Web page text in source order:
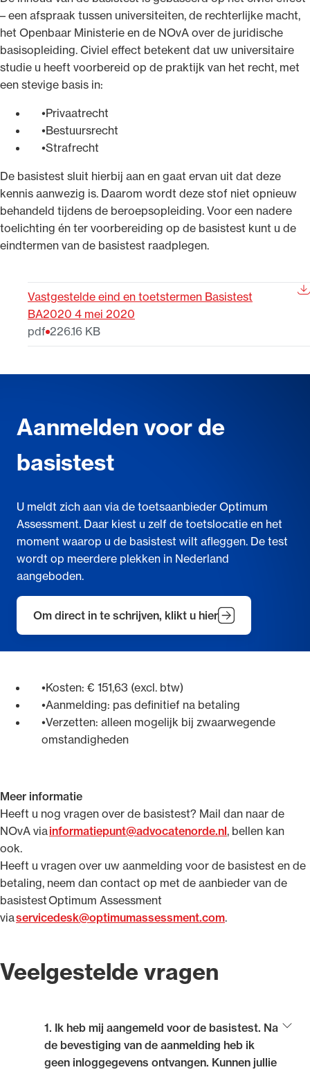
– een afspraak tussen universiteiten, de rechterlijke macht,
het Openbaar Ministerie en de NOvA over de juridische
basisopleiding. Civiel effect betekent dat uw universitaire
studie u heeft voorbereid op de praktijk van het recht, met
een stevige basis in:
Privaatrecht
Bestuursrecht
Strafrecht
De basistest sluit hierbij aan en gaat ervan uit dat deze
kennis aanwezig is. Daarom wordt deze stof niet opnieuw
behandeld tijdens de beroepsopleiding. Voor een nadere
toelichting én ter voorbereiding op de basistest kunt u de
eindtermen van de basistest raadplegen.
Vastgestelde eind en toetstermen Basistest
BA2020 4 mei 2020
pdf 226.16 KB
Aanmelden voor de
basistest
U meldt zich aan via de toetsaanbieder Optimum
Assessment. Daar kiest u zelf de toetslocatie en het
moment waarop u de basistest wilt afleggen. De test
wordt op meerdere plekken in Nederland
aangeboden.
Om direct in te schrijven, klikt u hier
Kosten: € 151,63 (excl. btw)
Aanmelding: pas definitief na betaling
Verzetten: alleen mogelijk bij zwaarwegende
omstandigheden
Meer informatie
Heeft u nog vragen over de basistest? Mail dan naar de
NOvA viainformatiepunt@advocatenorde.nl, bellen kan
ook.
Heeft u vragen over uw aanmelding voor de basistest en de
betaling, neem dan contact op met de aanbieder van de
basistest Optimum Assessment
viaservicedesk@optimumassessment.com.
Veelgestelde vragen
1. Ik heb mij aangemeld voor de basistest. Na
de bevestiging van de aanmelding heb ik
geen inloggegevens ontvangen. Kunnen jullie